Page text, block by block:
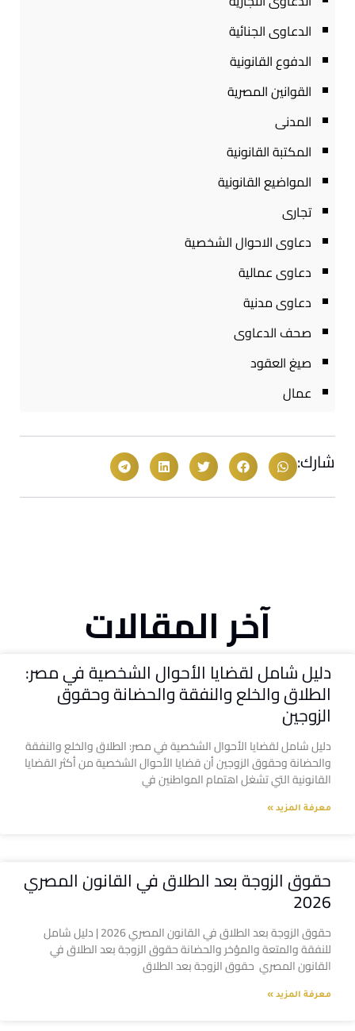
الدعاوى الجنائية
الدفوع القانونية
القوانين المصرية
المدنى
المكتبة القانونية
المواضيع القانونية
تجارى
دعاوى الاحوال الشخصية
دعاوى عمالية
دعاوى مدنية
صحف الدعاوى
صيغ العقود
عمال
شارك:
آخر المقالات
دليل شامل لقضايا الأحوال الشخصية في مصر:
الطلاق والخلع والنفقة والحضانة وحقوق
الزوجين
دليل شامل لقضايا الأحوال الشخصية في مصر: الطلاق والخلع والنفقة
والحضانة وحقوق الزوجين أن قضايا الأحوال الشخصية من أكثر القضايا
القانونية التي تشغل اهتمام المواطنين في
معرفة المزيد »
حقوق الزوجة بعد الطلاق في القانون المصري
2026
حقوق الزوجة بعد الطلاق في القانون المصري 2026 | دليل شامل
للنفقة والمتعة والمؤخر والحضانة حقوق الزوجة بعد الطلاق في
القانون المصري حقوق الزوجة بعد الطلاق
معرفة المزيد »